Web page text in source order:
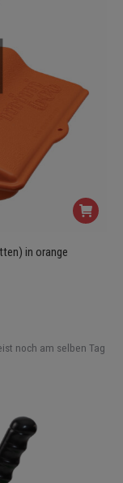
in orange
noch am selben Tag